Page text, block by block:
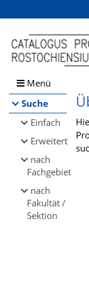
Browsen
direkt zum Inhalt
Menü
Suche
Einfach
Erweitert
nach
Fachgebiet
nach
Fakultät /
Sektion